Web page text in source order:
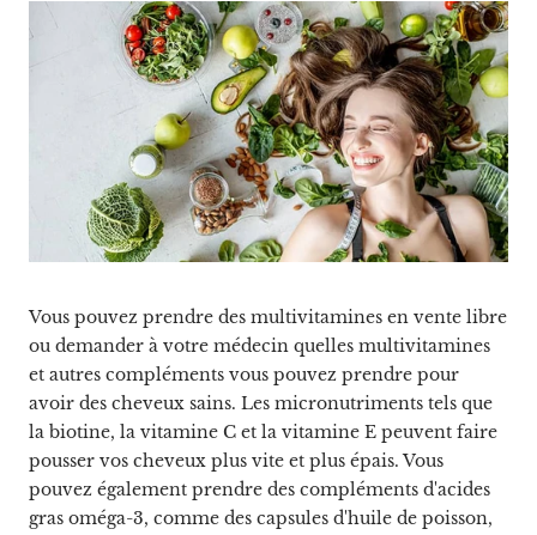
Vous pouvez prendre des multivitamines en vente libre
ou demander à votre médecin quelles multivitamines
et autres compléments vous pouvez prendre pour
avoir des cheveux sains. Les micronutriments tels que
la biotine, la vitamine C et la vitamine E peuvent faire
pousser vos cheveux plus vite et plus épais. Vous
pouvez également prendre des compléments d'acides
gras oméga-3, comme des capsules d'huile de poisson,